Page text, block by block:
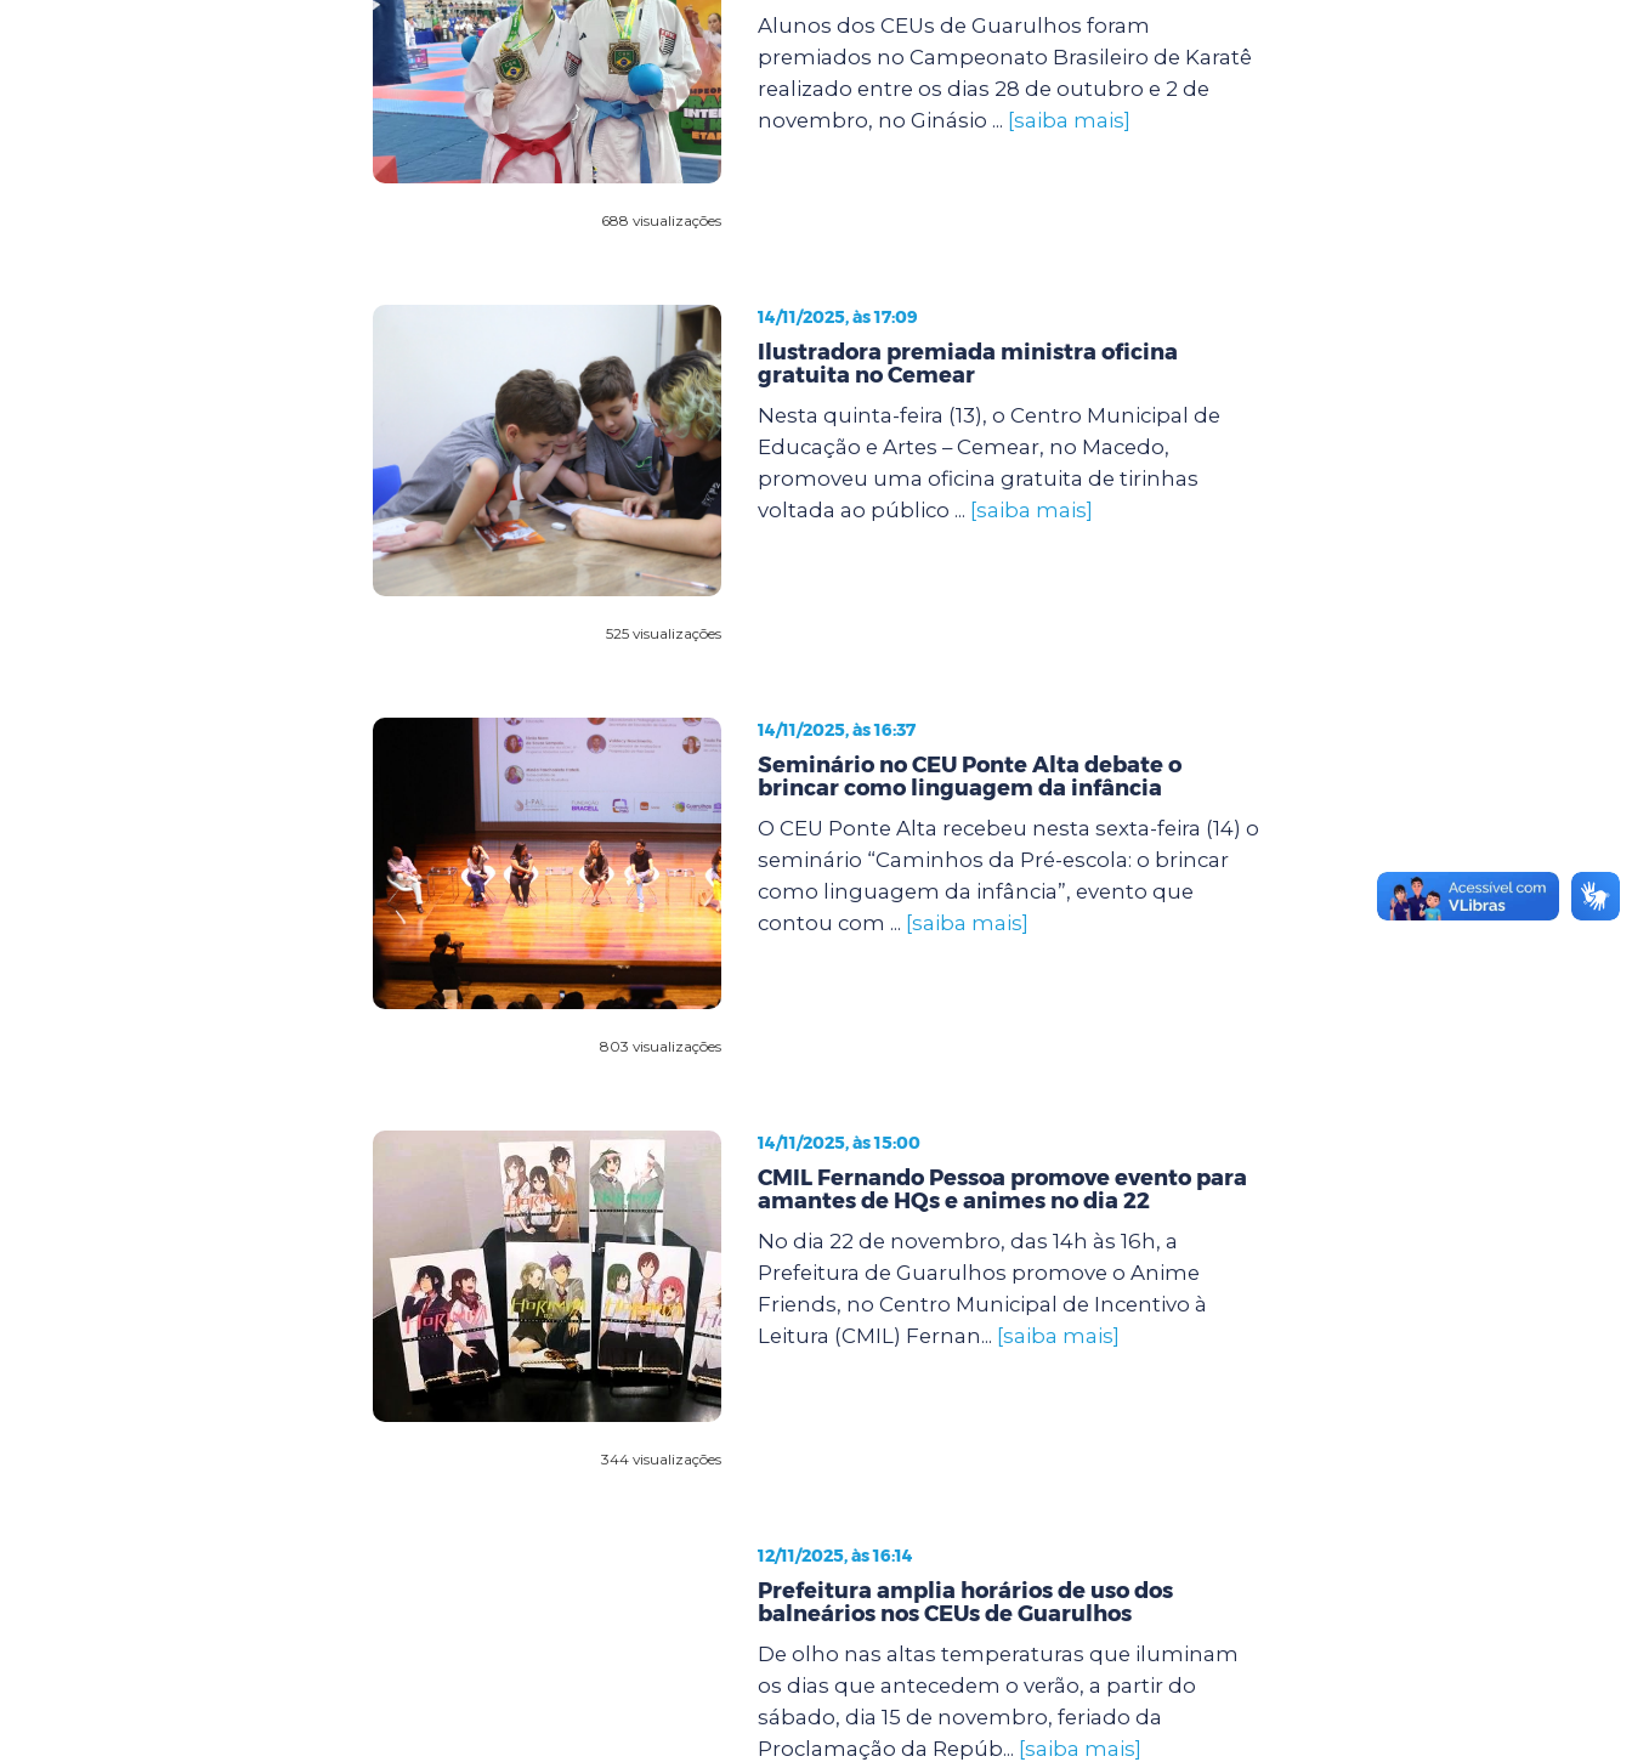
688 visualizações
Alunos dos CEUs de Guarulhos foram
premiados no Campeonato Brasileiro de Karatê
realizado entre os dias 28 de outubro e 2 de
novembro, no Ginásio ... [saiba mais]
525 visualizações
14/11/2025, às 17:09
Ilustradora premiada ministra oficina
gratuita no Cemear
Nesta quinta-feira (13), o Centro Municipal de
Educação e Artes – Cemear, no Macedo,
promoveu uma oficina gratuita de tirinhas
voltada ao público ... [saiba mais]
803 visualizações
14/11/2025, às 16:37
Seminário no CEU Ponte Alta debate o
brincar como linguagem da infância
O CEU Ponte Alta recebeu nesta sexta-feira (14) o
seminário “Caminhos da Pré-escola: o brincar
como linguagem da infância”, evento que
contou com ... [saiba mais]
344 visualizações
14/11/2025, às 15:00
CMIL Fernando Pessoa promove evento para
amantes de HQs e animes no dia 22
No dia 22 de novembro, das 14h às 16h, a
Prefeitura de Guarulhos promove o Anime
Friends, no Centro Municipal de Incentivo à
Leitura (CMIL) Fernan... [saiba mais]
12/11/2025, às 16:14
Prefeitura amplia horários de uso dos
balneários nos CEUs de Guarulhos
De olho nas altas temperaturas que iluminam
os dias que antecedem o verão, a partir do
sábado, dia 15 de novembro, feriado da
Proclamação da Repúb... [saiba mais]